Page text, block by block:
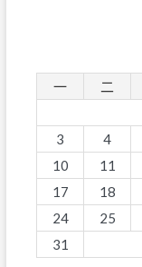
一 二
3
4
10
11
17
18
24
25
31